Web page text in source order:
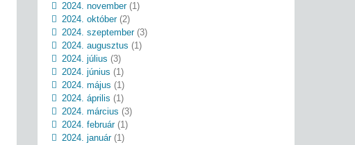
2024. november(1)
2024. október(2)
2024. szeptember(3)
2024. augusztus (1)
2024. július (3)
2024. június (1)
2024. május (1)
2024. április (1)
2024. március (3)
2024. február(1)
2024. január(1)